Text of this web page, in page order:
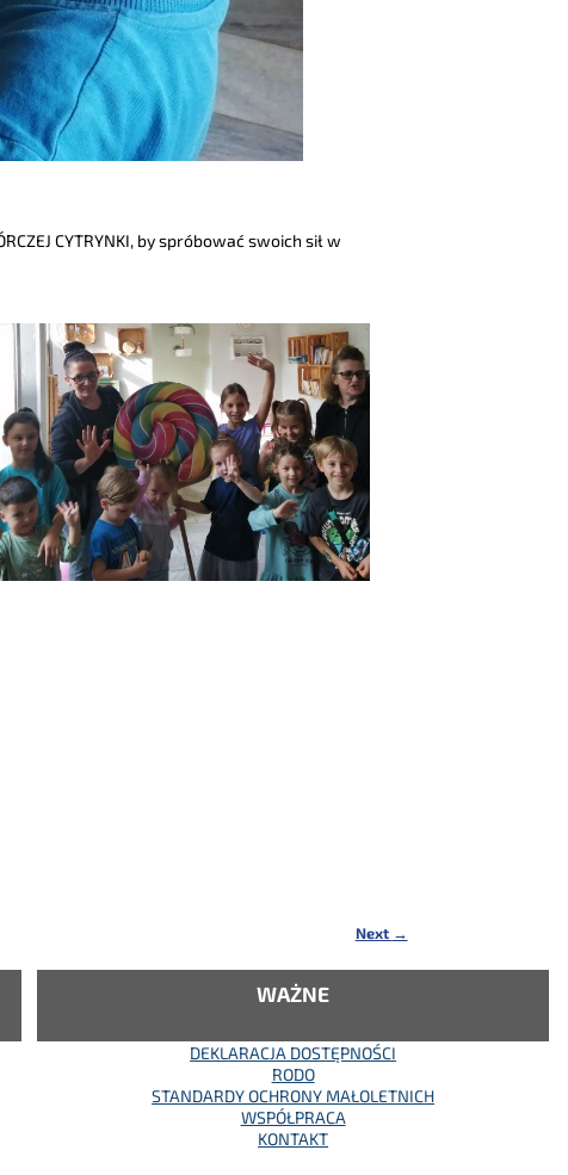
CYTRYNKI, by spróbować swoich sił w
Next →
WAŻNE
DEKLARACJA DOSTĘPNOŚCI
RODO
STANDARDY OCHRONY MAŁOLETNICH
WSPÓŁPRACA
KONTAKT